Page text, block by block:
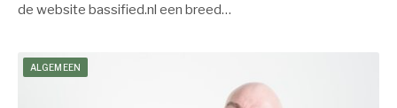
de website bassified.nl een breed…
ALGEMEEN